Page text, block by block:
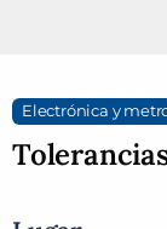
Electrónica y